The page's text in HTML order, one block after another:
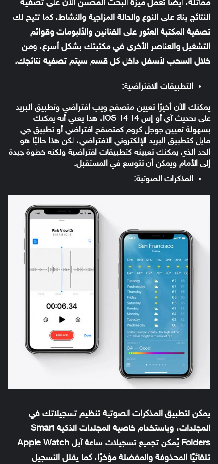
مماثلة، أيضًا تعمل ميزة البحث المحسّن الآن على تصفية
النتائج بناءً على النوع والحالة المزاجية والنشاط، كما تتيح لك
تصفية المكتبة العثور على الفنانين والألبومات وقوائم
التشغيل والعناصر الأخرى في مكتبتك بشكل أسرع، ومن
خلال السحب لأسفل داخل كل قسم سيتم تصفية نتائجك.
التطبيقات الافتراضية:
يمكنك الآن أخيرًا تعيين متصفح ويب افتراضي وتطبيق البريد
على تحديث آي أو إس 14 iOS 14، هذا يعني أنه يمكنك
بسهولة تعيين جوجل كروم كمتصفح افتراضي أو تطبيق جي
مايل كتطبيق البريد الإلكتروني الافتراضي، لكن هذا حاليًا هو
الحد الذي يمكنك تعيينه كتطبيقات افتراضية ولكنه خطوة جيدة
إلى الأمام ويمكن أن تتوسع في المستقبل.
المذكرات الصوتية:
يمكن لتطبيق المذكرات الصوتية تنظيم تسجيلاتك في
المجلدات، وباستخدام خاصية المجلدات الذكية Smart
Folders يُمكن تجميع تسجيلات ساعة آبل Apple Watch
تلقائيًا المحذوفة والمفضلة مؤخرًا، كما يقلل التسجيل